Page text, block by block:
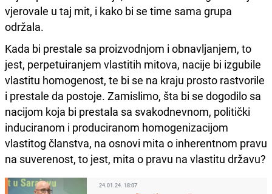
vjerovale u taj mit, i kako bi se time sama grupa
održala.
Kada bi prestale sa proizvodnjom i obnavljanjem, to
jest, perpetuiranjem vlastitih mitova, nacije bi izgubile
vlastitu homogenost, te bi se na kraju prosto rastvorile
i prestale da postoje. Zamislimo, šta bi se dogodilo sa
nacijom koja bi prestala sa svakodnevnom, politički
induciranom i produciranom homogenizacijom
vlastitog članstva, na osnovi mita o inherentnom pravu
na suverenost, to jest, mita o pravu na vlastitu državu?
24.01.24. 18:07